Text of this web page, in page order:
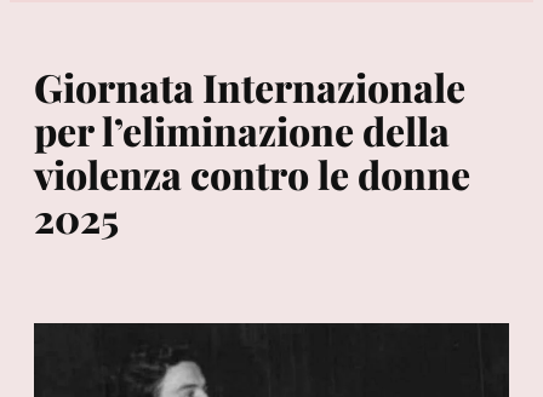
Giornata Internazionale
per l’eliminazione della
violenza contro le donne
2025